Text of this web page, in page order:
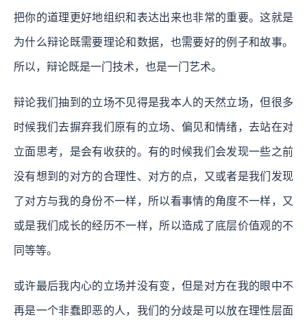
把你的道理更好地组织和表达出来也非常的重要。这就是
为什么辩论既需要理论和数据，也需要好的例子和故事。
所以，辩论既是一门技术，也是一门艺术。
辩论我们抽到的立场不见得是我本人的天然立场，但很多
时候我们去摒弃我们原有的立场、偏见和情绪，去站在对
立面思考，是会有收获的。有的时候我们会发现一些之前
没有想到的对方的合理性、对方的点，又或者是我们发现
了对方与我的身份不一样，所以看事情的角度不一样，又
或是我们成长的经历不一样，所以造成了底层价值观的不
同等等。
或许最后我内心的立场并没有变，但是对方在我的眼中不
再是一个非蠢即恶的人，我们的分歧是可以放在理性层面